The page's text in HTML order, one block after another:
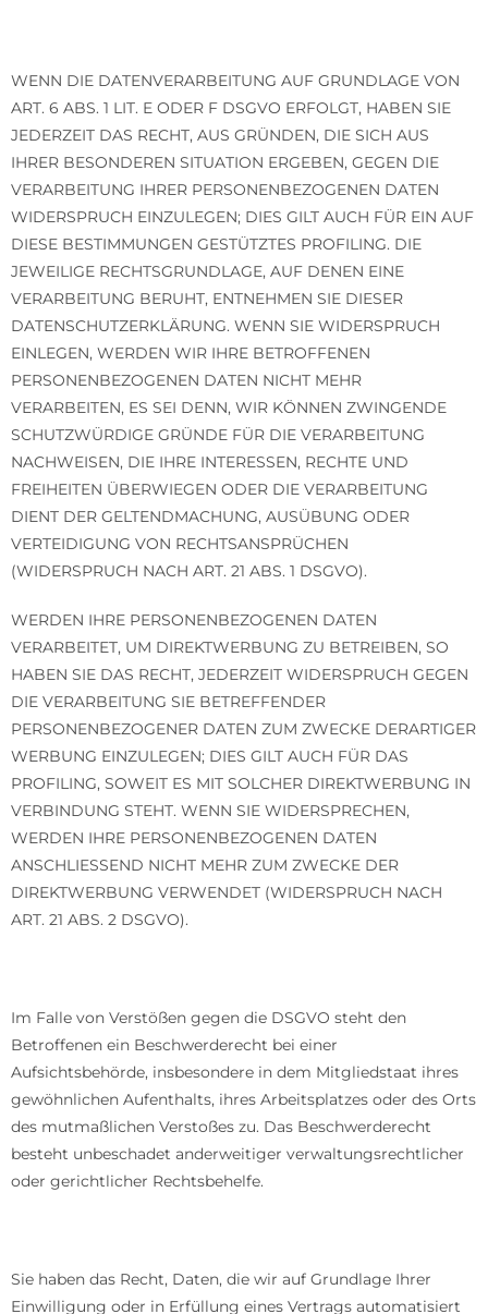
WENN DIE DATENVERARBEITUNG AUF GRUNDLAGE VON
ART. 6 ABS. 1 LIT. E ODER F DSGVO ERFOLGT, HABEN SIE
JEDERZEIT DAS RECHT, AUS GRÜNDEN, DIE SICH AUS
IHRER BESONDEREN SITUATION ERGEBEN, GEGEN DIE
VERARBEITUNG IHRER PERSONENBEZOGENEN DATEN
WIDERSPRUCH EINZULEGEN; DIES GILT AUCH FÜR EIN AUF
DIESE BESTIMMUNGEN GESTÜTZTES PROFILING. DIE
JEWEILIGE RECHTSGRUNDLAGE, AUF DENEN EINE
VERARBEITUNG BERUHT, ENTNEHMEN SIE DIESER
DATENSCHUTZERKLÄRUNG. WENN SIE WIDERSPRUCH
EINLEGEN, WERDEN WIR IHRE BETROFFENEN
PERSONENBEZOGENEN DATEN NICHT MEHR
VERARBEITEN, ES SEI DENN, WIR KÖNNEN ZWINGENDE
SCHUTZWÜRDIGE GRÜNDE FÜR DIE VERARBEITUNG
NACHWEISEN, DIE IHRE INTERESSEN, RECHTE UND
FREIHEITEN ÜBERWIEGEN ODER DIE VERARBEITUNG
DIENT DER GELTENDMACHUNG, AUSÜBUNG ODER
VERTEIDIGUNG VON RECHTSANSPRÜCHEN
(WIDERSPRUCH NACH ART. 21 ABS. 1 DSGVO).
WERDEN IHRE PERSONENBEZOGENEN DATEN
VERARBEITET, UM DIREKTWERBUNG ZU BETREIBEN, SO
HABEN SIE DAS RECHT, JEDERZEIT WIDERSPRUCH GEGEN
DIE VERARBEITUNG SIE BETREFFENDER
PERSONENBEZOGENER DATEN ZUM ZWECKE DERARTIGER
WERBUNG EINZULEGEN; DIES GILT AUCH FÜR DAS
PROFILING, SOWEIT ES MIT SOLCHER DIREKTWERBUNG IN
VERBINDUNG STEHT. WENN SIE WIDERSPRECHEN,
WERDEN IHRE PERSONENBEZOGENEN DATEN
ANSCHLIESSEND NICHT MEHR ZUM ZWECKE DER
DIREKTWERBUNG VERWENDET (WIDERSPRUCH NACH
ART. 21 ABS. 2 DSGVO).
Im Falle von Verstößen gegen die DSGVO steht den
Betroffenen ein Beschwerderecht bei einer
Aufsichtsbehörde, insbesondere in dem Mitgliedstaat ihres
gewöhnlichen Aufenthalts, ihres Arbeitsplatzes oder des Orts
des mutmaßlichen Verstoßes zu. Das Beschwerderecht
besteht unbeschadet anderweitiger verwaltungsrechtlicher
oder gerichtlicher Rechtsbehelfe.
Sie haben das Recht, Daten, die wir auf Grundlage Ihrer
Einwilligung oder in Erfüllung eines Vertrags automatisiert